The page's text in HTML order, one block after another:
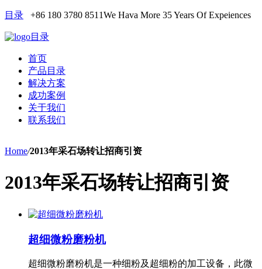
目录 +86 180 3780 8511We Hava More 35 Years Of Expeiences
目录
首页
产品目录
解决方案
成功案例
关于我们
联系我们
Home/2013年采石场转让招商引资
2013年采石场转让招商引资
超细微粉磨粉机
超细微粉磨粉机是一种细粉及超细粉的加工设备，此微